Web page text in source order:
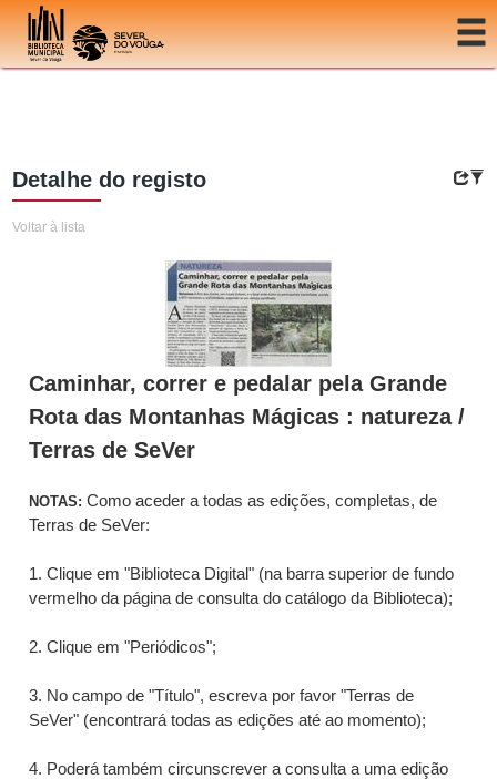
Ir para o conteúdo
Detalhe do registo
Voltar à lista
Caminhar, correr e pedalar pela Grande
Rota das Montanhas Mágicas : natureza /
Terras de SeVer
NOTAS:Como aceder a todas as edições, completas, de
Terras de SeVer:
1. Clique em "Biblioteca Digital" (na barra superior de fundo
vermelho da página de consulta do catálogo da Biblioteca);
2. Clique em "Periódicos";
3. No campo de "Título", escreva por favor "Terras de
SeVer" (encontrará todas as edições até ao momento);
4. Poderá também circunscrever a consulta a uma edição